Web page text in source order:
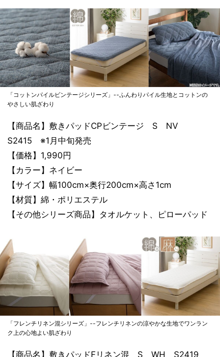
「コットンパイルビンテージシリーズ」--ふんわりパイル生地とコットンの
やさしい肌ざわり
【商品名】敷きパッドCPビンテージ S NV
S2415 ※1月中旬発売
【価格】1,990円
【カラー】ネイビー
【サイズ】幅100cm×奥行200cm×高さ1cm
【材質】綿・ポリエステル
【その他シリーズ商品】タオルケット、ピローパッド
「フレンチリネン混シリーズ」--フレンチリネンの涼やかな生地でワンラン
ク上の心地よい肌ざわり
【商品名】敷きパッドFリネン混 S WH S2419